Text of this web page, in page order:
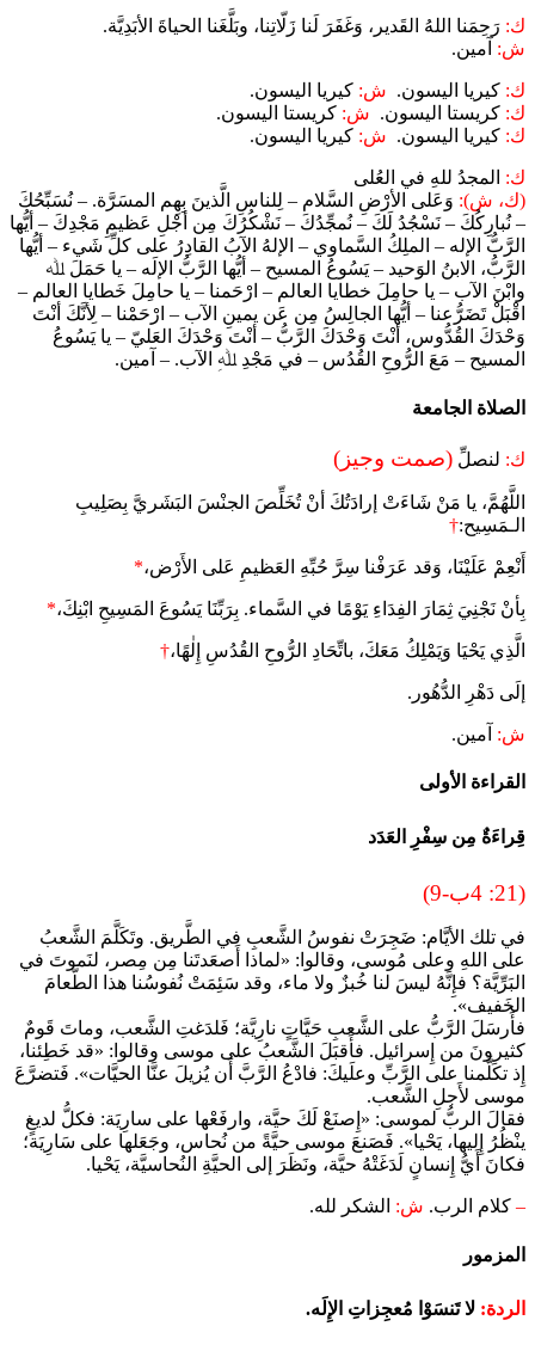
ك: رَحِمَنا اللهُ القَدير، وَغَفَرَ لَنا زَلّاتِنا، وبَلَّغَنا الحياةَ الأبَدِيَّة.
ش: آمين.
ك: كيريا اليسون. ش: كيريا اليسون.
ك: كريستا اليسون. ش: كريستا اليسون.
ك: كيريا اليسون. ش: كيريا اليسون.
ك: المجدُ للهِ في العُلى
(ك، ش): وَعَلى الأرْضِ السَّلام – لِلناسِ الَّذينَ بِهِم المسَرَّة. – نُسَبِّحُكَ
– نُبارِكُكَ – نَسْجُدُ لَكَ – نُمجِّدُكَ – نَشْكُرُكَ مِن أجْلِ عَظيمِ مَجْدِكَ – أيُّها
الرَّبُّ الإله – الملِكُ السَّماوي – الإلهُ الآبُ القادِرُ على كلِّ شَيء – أيُّها
الرَّبُّ، الابنُ الوَحيد – يَسُوعُ المسيح – أيُّها الرَّبُّ الإلَه – يا حَمَلَ ﷲ
وابْنَ الآب – يا حامِلَ خطايا العالم – ارْحَمنا – يا حامِلَ خَطايا العالم –
اقْبَلْ تَضَرُّعنا – أيُّها الجالِسُ مِن عَن يمينِ الآب – ارْحَمْنا – لِأنَّكَ أنْتَ
وَحْدَكَ القُدُّوس، أنْتَ وَحْدَكَ الرَّبُّ – أنْتَ وَحْدَكَ العَليّ – يا يَسُوعُ
المسيح – مَعَ الرُّوحِ القُدُس – في مَجْدِ ﷲِ الآب. – آمين.
الصلاة الجامعة
ك: لنصلِّ (صمت وجيز)
اللَّهُمَّ، يا مَنْ شَاءَتْ إرادَتُكَ أنْ تُخَلِّصَ الجنْسَ البَشَريَّ بِصَلِيبِ
الـمَسِيح:†
أَنْعِمْ عَلَيْنَا، وَقد عَرَفْنا سِرَّ حُبِّهِ العَظيمِ عَلى الأَرْض،*
بِأنْ نَجْنِيَ ثِمَارَ الفِدَاءِ يَوْمًا في السَّماء. بِرَبِّنَا يَسُوعَ المَسِيحِ ابْنِكَ،*
الَّذِي يَحْيَا وَيَمْلِكُ مَعَكَ، باتِّحَادِ الرُّوحِ القُدُسِ إِلٰهًا،†
إلَى دَهْرِ الدُّهُور.
ش: آمين.
القراءة الأولى
قِراءَةٌ مِن سِفْرِ العَدَد
(21: 4ب-9)
في تلك الأيَّام: ضَجِرَتْ نفوسُ الشَّعبِ في الطَّريق. وتَكَلَّمَ الشَّعبُ
على اللهِ وعلى مُوسى، وقالوا: «لماذا أَصعَدتَنا مِن مِصر، لنَموتَ في
البَرِّيَّة؟ فإِنَّهُ ليسَ لنا خُبزٌ ولا ماء، وقد سَئِمَتْ نُفوسُنا هذا الطَّعامَ
الخَفيف».
فأَرسَلَ الرَّبُّ على الشَّعبِ حَيَّاتٍ نارِيَّة؛ فَلدَغتِ الشَّعب، وماتَ قَومٌ
كثيرونَ من إِسرائيل. فأَقبَلَ الشَّعبُ على موسى وقالوا: «قد خَطِئنا،
إِذ تكَلَّمنا على الرَّبِّ وعلَيكَ: فادْعُ الرَّبَّ أَن يُزيلَ عنَّا الحيَّات». فَتضرَّعَ
موسى لأَجلِ الشَّعب.
فقالَ الربُّ لموسى: «إِصنَعْ لَكَ حيَّة، وارفَعْها على سارِيَة: فكلُّ لديغٍ
ينْظُرُ إِليها، يَحْيا». فَصَنعَ موسى حيَّةً من نُحاس، وجَعَلها على سَارِيَة؛
فكانَ أَيُّ إِنسانٍ لَدَغَتْهُ حيَّة، ونَظَرَ إلى الحيَّةِ النُحاسيَّة، يَحْيا.
– كلام الرب. ش: الشكر لله.
المزمور
الردة: لا تَنسَوْا مُعجِزاتِ الإِلَه.